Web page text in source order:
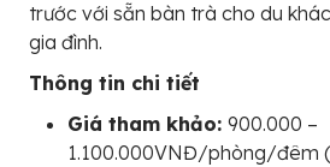
trước với sẵn bàn trà cho du
gia đình.
Thông tin chi tiết
Giá tham khảo: 900.000 –
1.100.000VNĐ/phòng/đêm